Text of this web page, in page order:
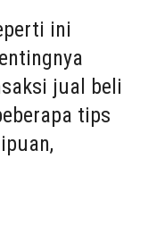
ini
jual beli
tips